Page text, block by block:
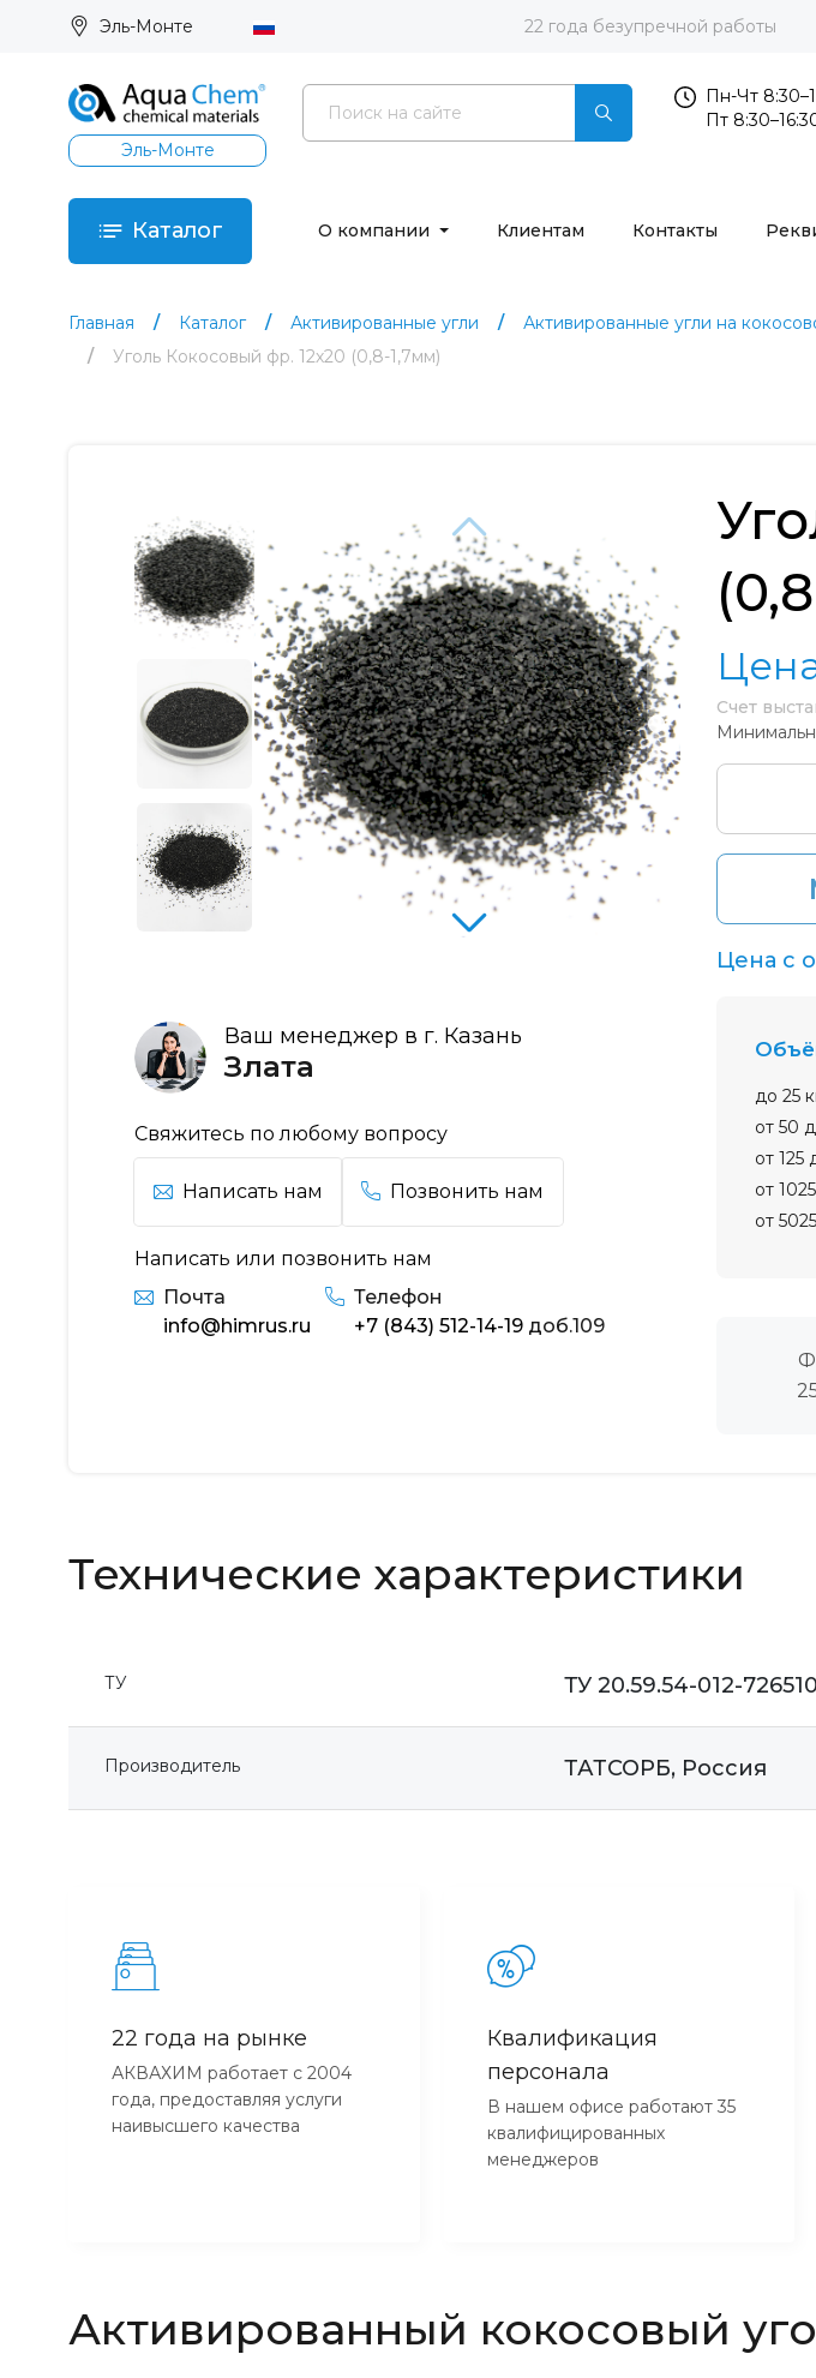
Эль-Монте 22 года безупречной работы
Эль-Монте
Пн-Чт
Пт
Каталог О компании Клиентам Контакты
Главная Каталог Активированные угли Активированные угли на
Уголь Кокосовый фр. 12х20 (0,8-1,7мм)
Ваш менеджер в г. Казань
Злата
Свяжитесь по любому вопросу
Написать нам Позвонить нам
Написать или позвонить нам
Почта
info@himrus.ru
Телефон
+7 (843) 512-14-19 доб.109
Счет
Цена с
до 25
от 50
от 125
от
от
Технические характеристики
ТУ ТУ 20.59.54-012-
Производитель ТАТСОРБ, Россия
22 года на рынке
АКВАХИМ работает с 2004
года, предоставляя услуги
наивысшего качества
Квалификация
персонала
В нашем офисе работают 35
квалифицированных
менеджеров
Активированный кокосовый